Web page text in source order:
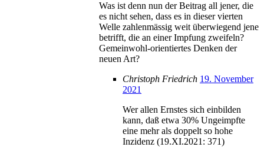
Was ist denn nun der Beitrag all jener, die
es nicht sehen, dass es in dieser vierten
Welle zahlenmässig weit überwiegend jene
betrifft, die an einer Impfung zweifeln?
Gemeinwohl-orientiertes Denken der
neuen Art?
Christoph Friedrich 19. November
2021
Wer allen Ernstes sich einbilden
kann, daß etwa 30% Ungeimpfte
eine mehr als doppelt so hohe
Inzidenz (19.XI.2021: 371)